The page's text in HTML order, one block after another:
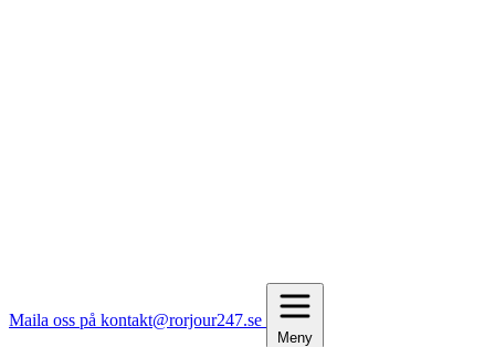
Maila oss på kontakt@rorjour247.se
Meny